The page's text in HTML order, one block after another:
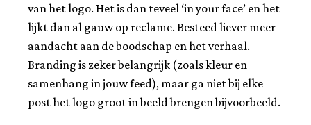
van het logo. Het is dan teveel ‘in your face’ en het
lijkt dan al gauw op reclame. Besteed liever meer
aandacht aan de boodschap en het verhaal.
Branding is zeker belangrijk (zoals kleur en
samenhang in jouw feed), maar ga niet bij elke
post het logo groot in beeld brengen bijvoorbeeld.